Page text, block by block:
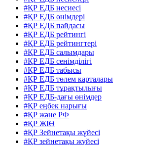
#ҚР ЕДБ несиесі
#ҚР ЕДБ өнімдері
#ҚР ЕДБ пайдасы
#ҚР ЕДБ рейтингі
#ҚР ЕДБ рейтингтері
#ҚР ЕДБ салымдары
#ҚР ЕДБ сенімділігі
#ҚР ЕДБ табысы
#ҚР ЕДБ төлем карталары
#ҚР ЕДБ тұрақтылығы
#ҚР ЕДБ-дағы өнімдер
#ҚР еңбек нарығы
#ҚР және РФ
#ҚР ЖІӨ
#ҚР Зейнетақы жүйесі
#ҚР зейнетақы жүйесі